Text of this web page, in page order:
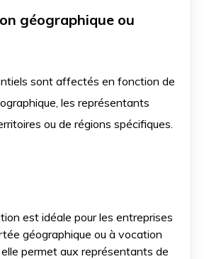
géographique ou
sont affectés en fonction de
les représentants
ou de régions spécifiques.
est idéale pour les entreprises
géographique ou à vocation
permet aux représentants de